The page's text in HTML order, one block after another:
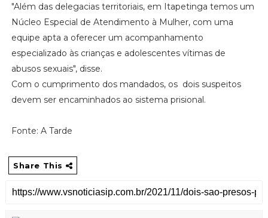
"Além das delegacias territoriais, em Itapetinga temos um
Núcleo Especial de Atendimento à Mulher, com uma
equipe apta a oferecer um acompanhamento
especializado às crianças e adolescentes vítimas de
abusos sexuais", disse.
Com o cumprimento dos mandados, os dois suspeitos
devem ser encaminhados ao sistema prisional.
Fonte: A Tarde
Share This